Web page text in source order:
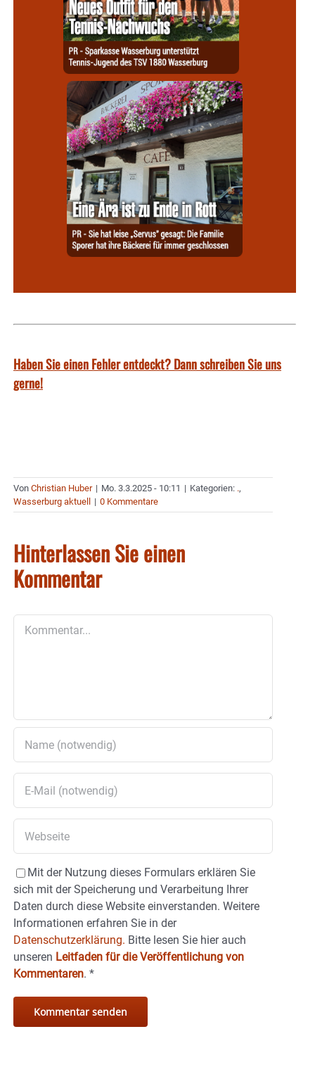
Haben Sie einen Fehler entdeckt? Dann schreiben Sie uns
gerne!
Von Christian Huber | Mo. 3.3.2025 - 10:11 | Kategorien: .,
Wasserburg aktuell
| 0 Kommentare
Hinterlassen Sie einen
Kommentar
Mit der Nutzung dieses Formulars erklären Sie
sich mit der Speicherung und Verarbeitung Ihrer
Daten durch diese Website einverstanden. Weitere
Informationen erfahren Sie in der
Datenschutzerklärung. Bitte lesen Sie hier auch
unseren Leitfaden für die Veröffentlichung von
Kommentaren. *